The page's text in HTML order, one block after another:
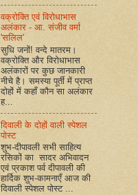
वक्रोक्ति एवं विरोधाभास
अलंकार - आ. संजीव वर्मा
'सलिल'
सुधि जनों! वन्दे मातरम।
वक्रोक्ति और विरोधाभास
अलंकारों पर कुछ जानकारी
नीचे है। समस्या पूर्ती में प्राप्त
दोहों में कहाँ कौन सा अलंकार
ह...
दिवाली के दोहों वाली स्पेशल
पोस्ट
शुभ-दीपावली सभी साहित्य
रसिकों का सादर अभिवादन
एवं प्रकाश पर्व दीपावली की
हार्दिक शुभ-कामनाएँ आज की
दिवाली स्पेशल पोस्ट ...